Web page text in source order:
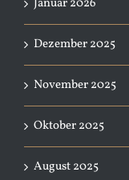
Januar 2026
Dezember 2025
November 2025
Oktober 2025
August 2025